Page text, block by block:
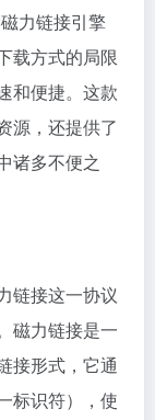
磁力链接引擎
载方式的局限
和便捷。这款
源，还提供了
诸多不便之
链接这一协议
磁力链接是一
接形式，它通
标识符），使